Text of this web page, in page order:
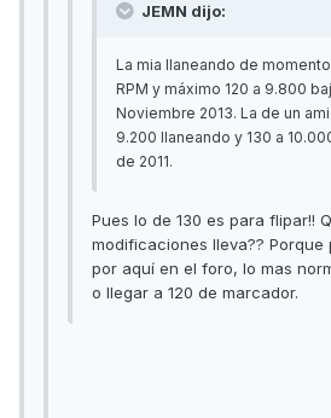
JEMN dijo:
La mia llaneando de momento
RPM y máximo 120 a 9.800
Noviembre 2013. La de un
9.200 llaneando y 130 a
de 2011.
Pues lo de 130 es para flipar!!
modificaciones lleva?? Porque
por aquí en el foro, lo mas
o llegar a 120 de marcador.